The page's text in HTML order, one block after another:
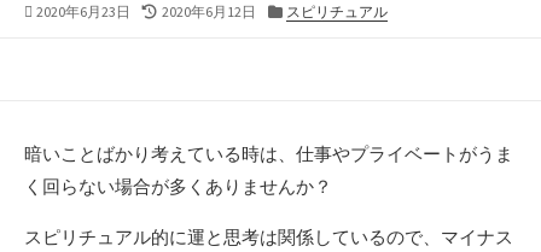
公
2020年6月23日
最
2020年6月12日
カ
スピリチュアル
暗いことばかり考えている時は、仕事やプライベートがうま
く回らない場合が多くありませんか？
スピリチュアル的に運と思考は関係しているので、マイナス